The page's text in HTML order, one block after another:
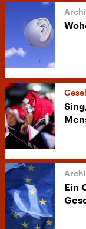
Ein